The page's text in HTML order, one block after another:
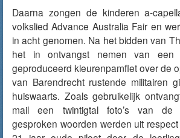
Daarna zongen de kinderen a-
volkslied Advance Australia Fair en
in acht genomen. Na het bidden van
het in ontvangst nemen van een
geproduceerd kleurenpamflet over de
van Barendrecht rustende militairen
huiswaarts. Zoals gebruikelijk
mail een twintigtal foto’s van de
gesproken woorden werden uit